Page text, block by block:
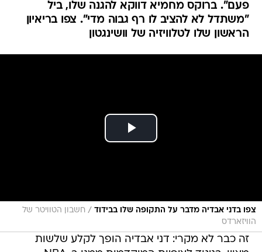
פעם". ברוקס מחמיא דווקא להגנה שלו, ביל
"משתדל לא להציב לו רף גבוה מדי". צפו בריאיון
הראשון שלו לטלוויזיה של וושינגטון
צפו בדני אבדיה מדבר על התקופה שלו בבידוד / חשבון הטוויטר של
הוויזארדס
זה כבר לא מקרי: דני אבדיה הופך לקלע שלשות